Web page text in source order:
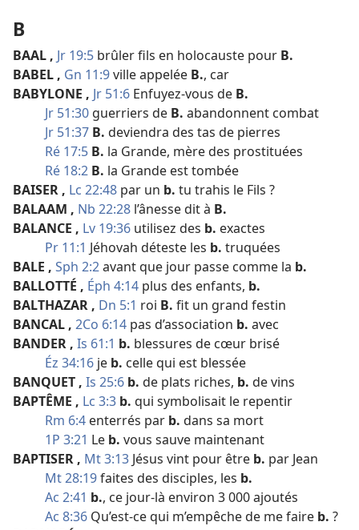
B
BAAL , Jr 19:5 brûler fils en holocauste pour B.
BABEL , Gn 11:9ville appelée B., car
BABYLONE , Jr 51:6 Enfuyez-​vous de B.
Jr 51:30 guerriers de B. abandonnent combat
Jr 51:37 B. deviendra des tas de pierres
Ré 17:5 B. la Grande, mère des prostituées
Ré 18:2 B. la Grande est tombée
BAISER , Lc 22:48 par un b. tu trahis le Fils ?
BALAAM , Nb 22:28 l’ânesse dit à B.
BALANCE , Lv 19:36 utilisez des b. exactes
Pr 11:1 Jéhovah déteste les b. truquées
BALE , Sph 2:2avant que jour passe comme la b.
BALLOTTÉ , Éph 4:14 plus des enfants, b.
BALTHAZAR , Dn 5:1 roi B. fit un grand festin
BANCAL , 2Co 6:14 pas d’association b. avec
BANDER , Is 61:1 b. blessures de cœur brisé
Éz 34:16 je b. celle qui est blessée
BANQUET , Is 25:6 b. de plats riches, b. de vins
BAPTÊME , Lc 3:3 b. qui symbolisait le repentir
Rm 6:4 enterrés par b. dans sa mort
1P 3:21 Le b. vous sauve maintenant
BAPTISER , Mt 3:13 Jésus vint pour être b. par Jean
Mt 28:19faites des disciples, les b.
Ac 2:41 b., ce jour-​là environ 3 000 ajoutés
Ac 8:36 Qu’est-​ce qui m’empêche de me faire b. ?